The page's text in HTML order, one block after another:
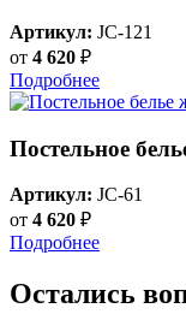
Артикул: JC-121
от 4 620 ₽
Подробнее
Постельное
Артикул: JC-61
от 4 620 ₽
Подробнее
Остались